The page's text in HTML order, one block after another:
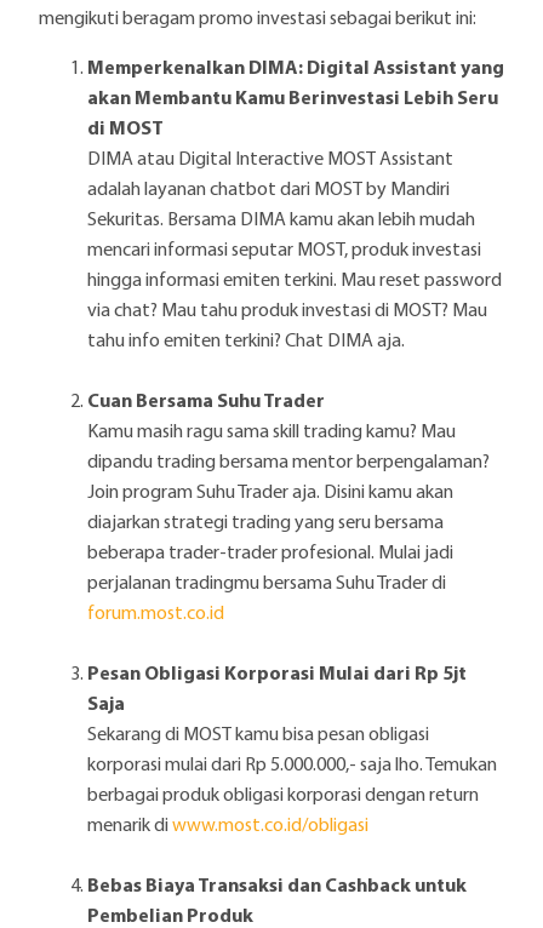
mengikuti beragam promo investasi sebagai berikut ini:
Memperkenalkan DIMA: Digital Assistant yang
akan Membantu Kamu Berinvestasi Lebih Seru
di MOST
DIMA atau Digital Interactive MOST Assistant
adalah layanan chatbot dari MOST by Mandiri
Sekuritas. Bersama DIMA kamu akan lebih mudah
mencari informasi seputar MOST, produk investasi
hingga informasi emiten terkini. Mau reset password
via chat? Mau tahu produk investasi di MOST? Mau
tahu info emiten terkini? Chat DIMA aja.
Cuan Bersama Suhu Trader
Kamu masih ragu sama skill trading kamu? Mau
dipandu trading bersama mentor berpengalaman?
Join program Suhu Trader aja. Disini kamu akan
diajarkan strategi trading yang seru bersama
beberapa trader-trader profesional. Mulai jadi
perjalanan tradingmu bersama Suhu Trader di
forum.most.co.id
Pesan Obligasi Korporasi Mulai dari Rp 5jt
Saja
Sekarang di MOST kamu bisa pesan obligasi
korporasi mulai dari Rp 5.000.000,- saja lho. Temukan
berbagai produk obligasi korporasi dengan return
menarik di www.most.co.id/obligasi
Bebas Biaya Transaksi dan Cashback untuk
Pembelian Produk